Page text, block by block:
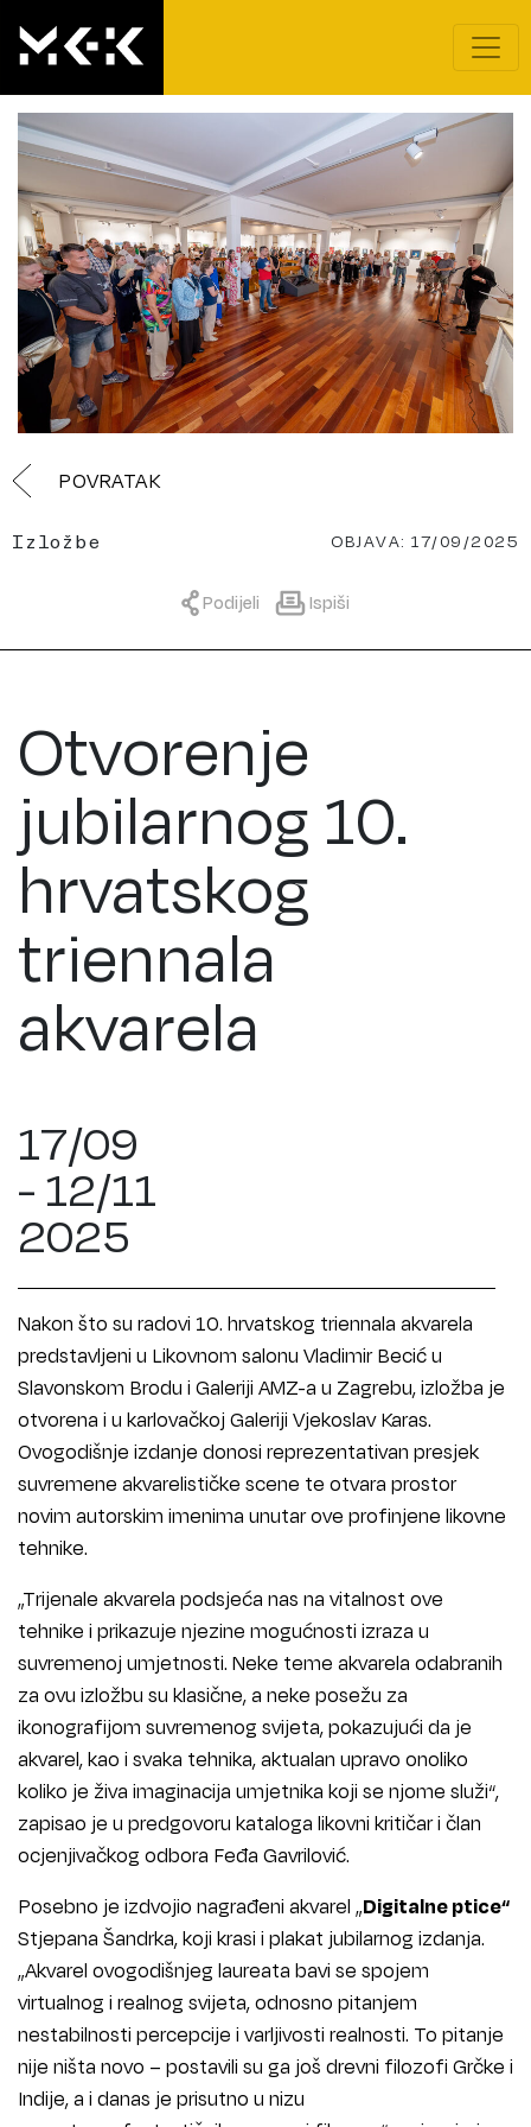
POVRATAK
Izložbe OBJAVA: 17/09/2025
Podijeli Ispiši
Otvorenje
jubilarnog 10.
hrvatskog
triennala
akvarela
17/09
- 12/11
2025
Nakon što su radovi 10. hrvatskog triennala akvarela
predstavljeni u Likovnom salonu Vladimir Becić u
Slavonskom Brodu i Galeriji AMZ-a u Zagrebu, izložba je
otvorena i u karlovačkoj Galeriji Vjekoslav Karas.
Ovogodišnje izdanje donosi reprezentativan presjek
suvremene akvarelističke scene te otvara prostor
novim autorskim imenima unutar ove profinjene likovne
tehnike.
„Trijenale akvarela podsjeća nas na vitalnost ove
tehnike i prikazuje njezine mogućnosti izraza u
suvremenoj umjetnosti. Neke teme akvarela odabranih
za ovu izložbu su klasične, a neke posežu za
ikonografijom suvremenog svijeta, pokazujući da je
akvarel, kao i svaka tehnika, aktualan upravo onoliko
koliko je živa imaginacija umjetnika koji se njome služi“,
zapisao je u predgovoru kataloga likovni kritičar i član
ocjenjivačkog odbora Feđa Gavrilović.
Posebno je izdvojio nagrađeni akvarel „Digitalne ptice“
Stjepana Šandrka, koji krasi i plakat jubilarnog izdanja.
„Akvarel ovogodišnjeg laureata bavi se spojem
virtualnog i realnog svijeta, odnosno pitanjem
nestabilnosti percepcije i varljivosti realnosti. To pitanje
nije ništa novo – postavili su ga još drevni filozofi Grčke i
Indije, a i danas je prisutno u nizu